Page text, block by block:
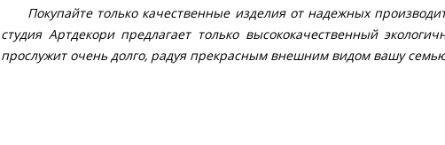
Покупайте только качественные изделия от надежных
студия Артдекори предлагает только высококачественный
прослужит очень долго, радуя прекрасным внешним видом вашу